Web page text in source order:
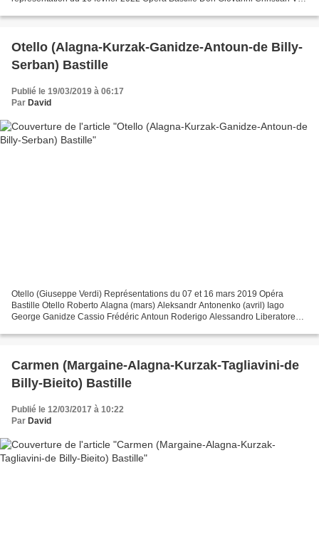
Otello (Alagna-Kurzak-Ganidze-Antoun-de Billy-
Serban) Bastille
Publié le 19/03/2019 à 06:17
Par David
Otello (Giuseppe Verdi) Représentations du 07 et 16 mars 2019 Opéra
Bastille Otello Roberto Alagna (mars) Aleksandr Antonenko (avril) Iago
George Ganidze Cassio Frédéric Antoun Roderigo Alessandro Liberatore
Carmen (Margaine-Alagna-Kurzak-Tagliavini-de
Billy-Bieito) Bastille
Publié le 12/03/2017 à 10:22
Par David